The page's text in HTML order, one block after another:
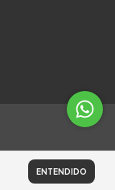
ENTENDIDO